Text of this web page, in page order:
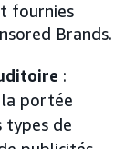
fournies
Brands.
:
portée
types de